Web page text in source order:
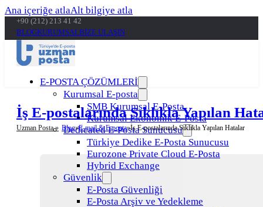
Ana içeriğe atlaAlt bilgiye atla
+90 (212) 213 41 42
BLOGKURUMSALBİZE ULAŞIN
E-POSTA ÇÖZÜMLERİ
Kurumsal E-posta
SMB Kurumsal E-Posta
Kurumsal Ekonomik E-Posta
Dedicated E-Posta Sunucusu
Türkiye Dedike E-Posta Sunucusu
Eurozone Private Cloud E-Posta
Hybrid Exchange
Güvenlik
E-Posta Güvenliği
E-Posta Arşiv ve Yedekleme
İş E-postalarında Sıklıkla Yapılan
Uzman Posta » Blog E-mail & E-posta İş E-postalarında Sıklıkla Yapılan Hatalar